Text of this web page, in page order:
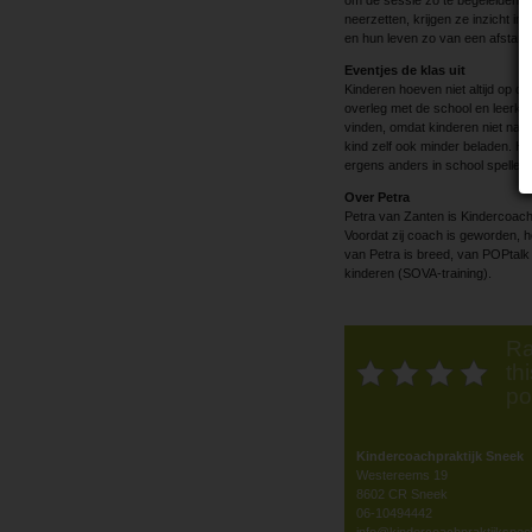
neerzetten, krijgen ze inzicht in
en hun leven zo van een
Eventjes de klas uit
Kinderen hoeven niet altijd op
overleg met de school en
vinden, omdat kinderen niet na
kind zelf ook minder beladen.
ergens anders in school
Over Petra
Petra van Zanten is
Voordat zij coach is geworden,
van Petra is breed, van
kinderen (SOVA-training).
Kindercoachpraktijk Sneek
Westereems 19
8602 CR Sneek
06-10494442